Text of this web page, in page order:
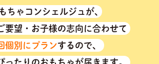
ちゃコンシェルジュが､
要望・お子様の志向に合わせて
個別にプランするので、